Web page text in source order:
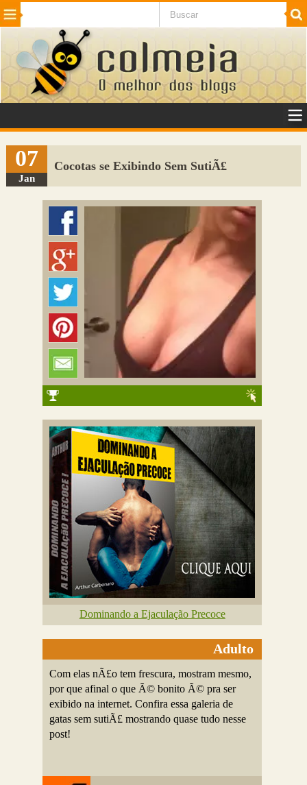
Beleza Cinema e TV
Internet Jogos NotÃ­cias SaÃºde
VeÃ­culos Adulto
Sugerir Link
Adicionar Blog
Colmeia Exchange
07
Jan
Cocotas se Exibindo Sem SutiÃ£
Dominando a Ejaculação Precoce
Adulto
Com elas nÃ£o tem frescura, mostram mesmo,
por que afinal o que Ã© bonito Ã© pra ser
exibido na internet. Confira essa galeria de
gatas sem sutiÃ£ mostrando quase tudo nesse
post!